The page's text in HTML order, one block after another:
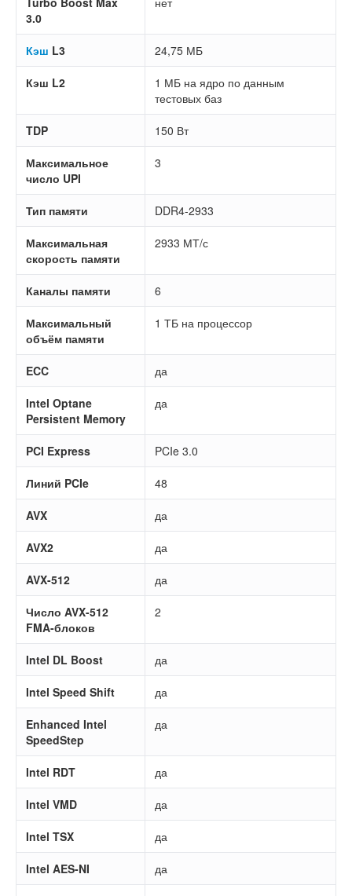
3.0
Кэш L3 24,75 МБ
Кэш L2
1 МБ на ядро по данным
тестовых баз
TDP 150 Вт
Максимальное
число UPI
3
Тип памяти DDR4-2933
Максимальная
скорость памяти
2933 МТ/с
Каналы памяти 6
Максимальный
объём памяти
1 ТБ на процессор
ECC да
Intel Optane
Persistent Memory
да
PCI Express PCIe 3.0
Линий PCIe 48
AVX да
AVX2 да
AVX-512 да
Число AVX-512
FMA-блоков
2
Intel DL Boost да
Intel Speed Shift да
Enhanced Intel
SpeedStep
да
Intel RDT да
Intel VMD да
Intel TSX да
Intel AES-NI да